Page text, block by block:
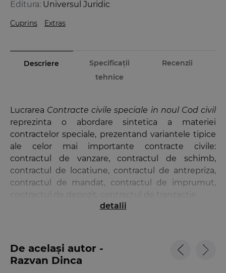
Editura: Universul Juridic
Cuprins Extras
Descriere
Specificații
tehnice
Recenzii
Lucrarea Contracte civile speciale in noul Cod civil
reprezinta o abordare sintetica a materiei
contractelor speciale, prezentand variantele tipice
ale celor mai importante contracte civile:
contractul de vanzare, contractul de schimb,
contractul de locatiune, contractul de antrepriza,
contractul de mandat, contractul de imprumut,
adreseaza in primul rand studentilor. Data fiind
noutatea si importanta textelor legislative
detalii
De același autor -
Razvan Dinca